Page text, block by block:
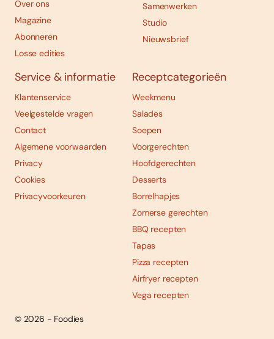
Foodies 08/2026
Tropische smaakexplosies
Abonneren
Over ons
Magazine
Abonneren
Losse edities
Samenwerken
Studio
Nieuwsbrief
Service & informatie
Klantenservice
Veelgestelde vragen
Contact
Algemene voorwaarden
Privacy
Cookies
Privacyvoorkeuren
Receptcategorieën
Weekmenu
Salades
Soepen
Voorgerechten
Hoofdgerechten
Desserts
Borrelhapjes
Zomerse gerechten
BBQ recepten
Tapas
Pizza recepten
Airfryer recepten
Vega recepten
© 2026 - Foodies